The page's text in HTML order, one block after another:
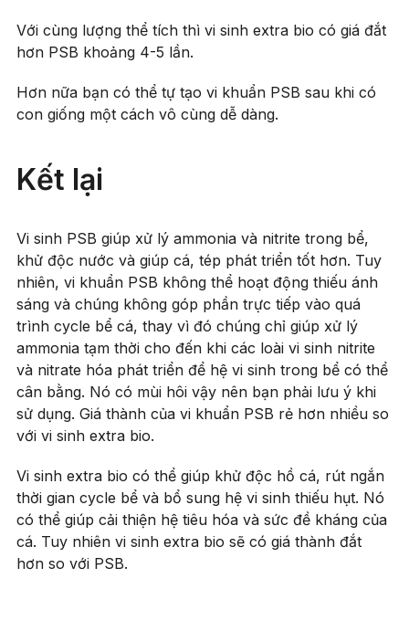
Với cùng lượng thể tích thì vi sinh extra bio có giá đắt
hơn PSB khoảng 4-5 lần.
Hơn nữa bạn có thể tự tạo vi khuẩn PSB sau khi có
con giống một cách vô cùng dễ dàng.
Kết lại
Vi sinh PSB giúp xử lý ammonia và nitrite trong bể,
khử độc nước và giúp cá, tép phát triển tốt hơn. Tuy
nhiên, vi khuẩn PSB không thể hoạt động thiếu ánh
sáng và chúng không góp phần trực tiếp vào quá
trình cycle bể cá, thay vì đó chúng chỉ giúp xử lý
ammonia tạm thời cho đến khi các loài vi sinh nitrite
và nitrate hóa phát triển để hệ vi sinh trong bể có thể
cân bằng. Nó có mùi hôi vậy nên bạn phải lưu ý khi
sử dụng. Giá thành của vi khuẩn PSB rẻ hơn nhiều so
với vi sinh extra bio.
Vi sinh extra bio có thể giúp khử độc hồ cá, rút ngắn
thời gian cycle bể và bổ sung hệ vi sinh thiếu hụt. Nó
có thể giúp cải thiện hệ tiêu hóa và sức đề kháng của
cá. Tuy nhiên vi sinh extra bio sẽ có giá thành đắt
hơn so với PSB.